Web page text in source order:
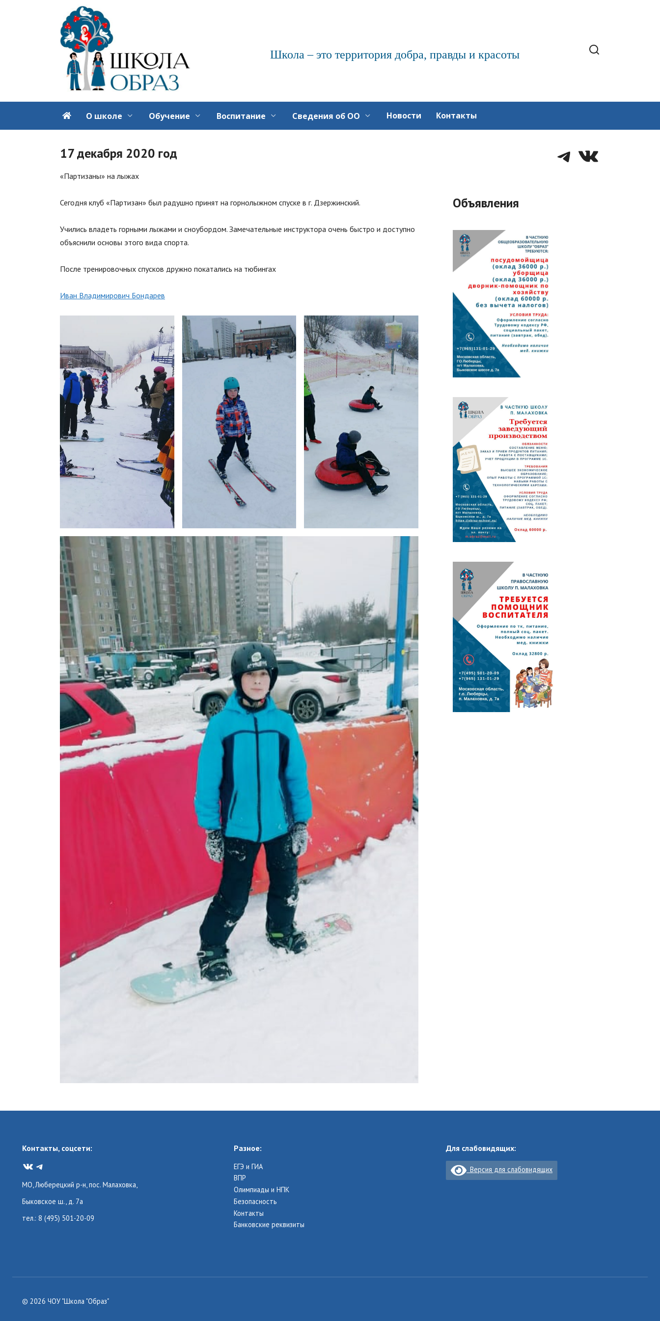
Школа – это территория добра, правды и красоты
О школе Обучение Воспитание Сведения об ОО Новости Контакты
17 декабря 2020 год
«Партизаны» на лыжах
Сегодня клуб «Партизан» был радушно принят на горнолыжном спуске в г. Дзержинский.
Учились владеть горными лыжами и сноубордом. Замечательные инструктора очень быстро и доступно
объяснили основы этого вида спорта.
После тренировочных спусков дружно покатались на тюбингах
Иван Владимирович Бондарев
Telegram
VK
Объявления
Контакты, соцсети:
VKTelegram
МО, Люберецкий р-н, пос. Малаховка,
Быковское ш., д. 7а
тел.: 8 (495) 501-20-09
Разное:
ЕГЭ и ГИА
ВПР
Олимпиады и НПК
Безопасность
Контакты
Банковские реквизиты
Для слабовидящих:
Версия для слабовидящих
© 2026 ЧОУ "Школа "Образ"